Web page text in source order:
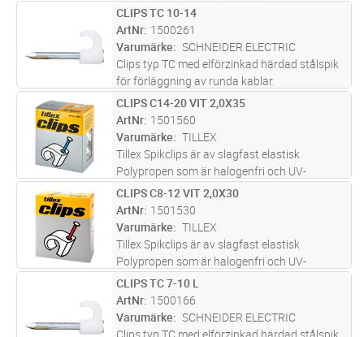
FP Lägg i kundvagn
CLIPS TC 10-14
ArtNr 1500261
Varumärke
SCHNEIDER ELECTRIC
Clips typ TC med elförzinkad härdad stålspik
för förläggning av runda kablar.
FP Lägg i kundvagn
CLIPS C14-20 VIT 2,0X35
ArtNr 1501560
Varumärke
TILLEX
Tillex Spikclips är av slagfast elastisk
Polypropen som är halogenfri och UV-
beständig i hög kvalité från fabriken i
Danmark. För runda kablar 14-20mm i färgen
Vit. Elförzinkad härdad stålspik 2,0x35
mer
FP Lägg i kundvagn
CLIPS C8-12 VIT 2,0X30
ArtNr 1501530
Varumärke
TILLEX
Tillex Spikclips är av slagfast elastisk
Polypropen som är halogenfri och UV-
beständig i hög kvalité från fabriken i
Danmark. För runda kablar 8-12mm i färgen
Vit. Elförzinkad härdad stålspik 2,0x30m
mer
FP Lägg i kundvagn
CLIPS TC 7-10 L
ArtNr 1500166
Varumärke
SCHNEIDER ELECTRIC